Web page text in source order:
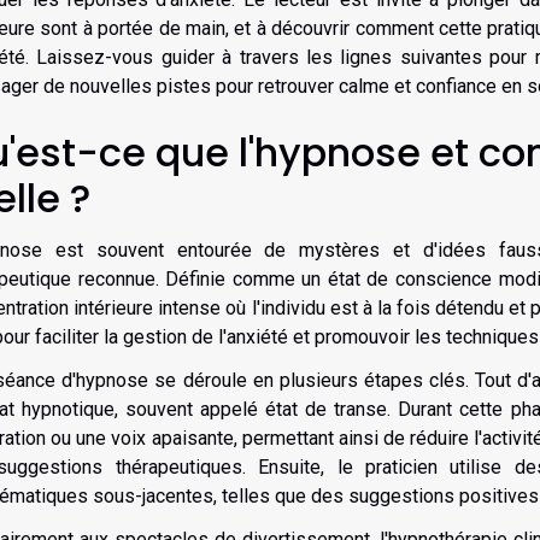
sont à portée de main, et à découvrir comment cette
Laissez-vous guider à travers les lignes suivantes
de nouvelles pistes pour retrouver calme et confiance en
ce que l'hypnose et
?
est souvent entourée de mystères et d'idées
reconnue. Définie comme un état de conscience
intérieure intense où l'individu est à la fois détendu et
faciliter la gestion de l'anxiété et promouvoir les
d'hypnose se déroule en plusieurs étapes clés. Tout
hypnotique, souvent appelé état de transe. Durant cette
ou une voix apaisante, permettant ainsi de réduire
thérapeutiques. Ensuite, le praticien utilise
sous-jacentes, telles que des suggestions